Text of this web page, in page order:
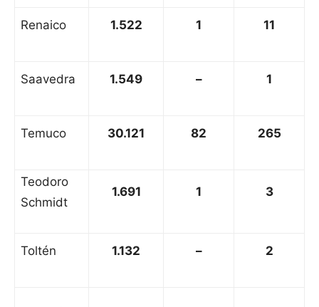
Renaico 1.522 1 11
Saavedra 1.549 – 1
Temuco 30.121 82 265
Teodoro
Schmidt
1.691 1 3
Toltén 1.132 – 2